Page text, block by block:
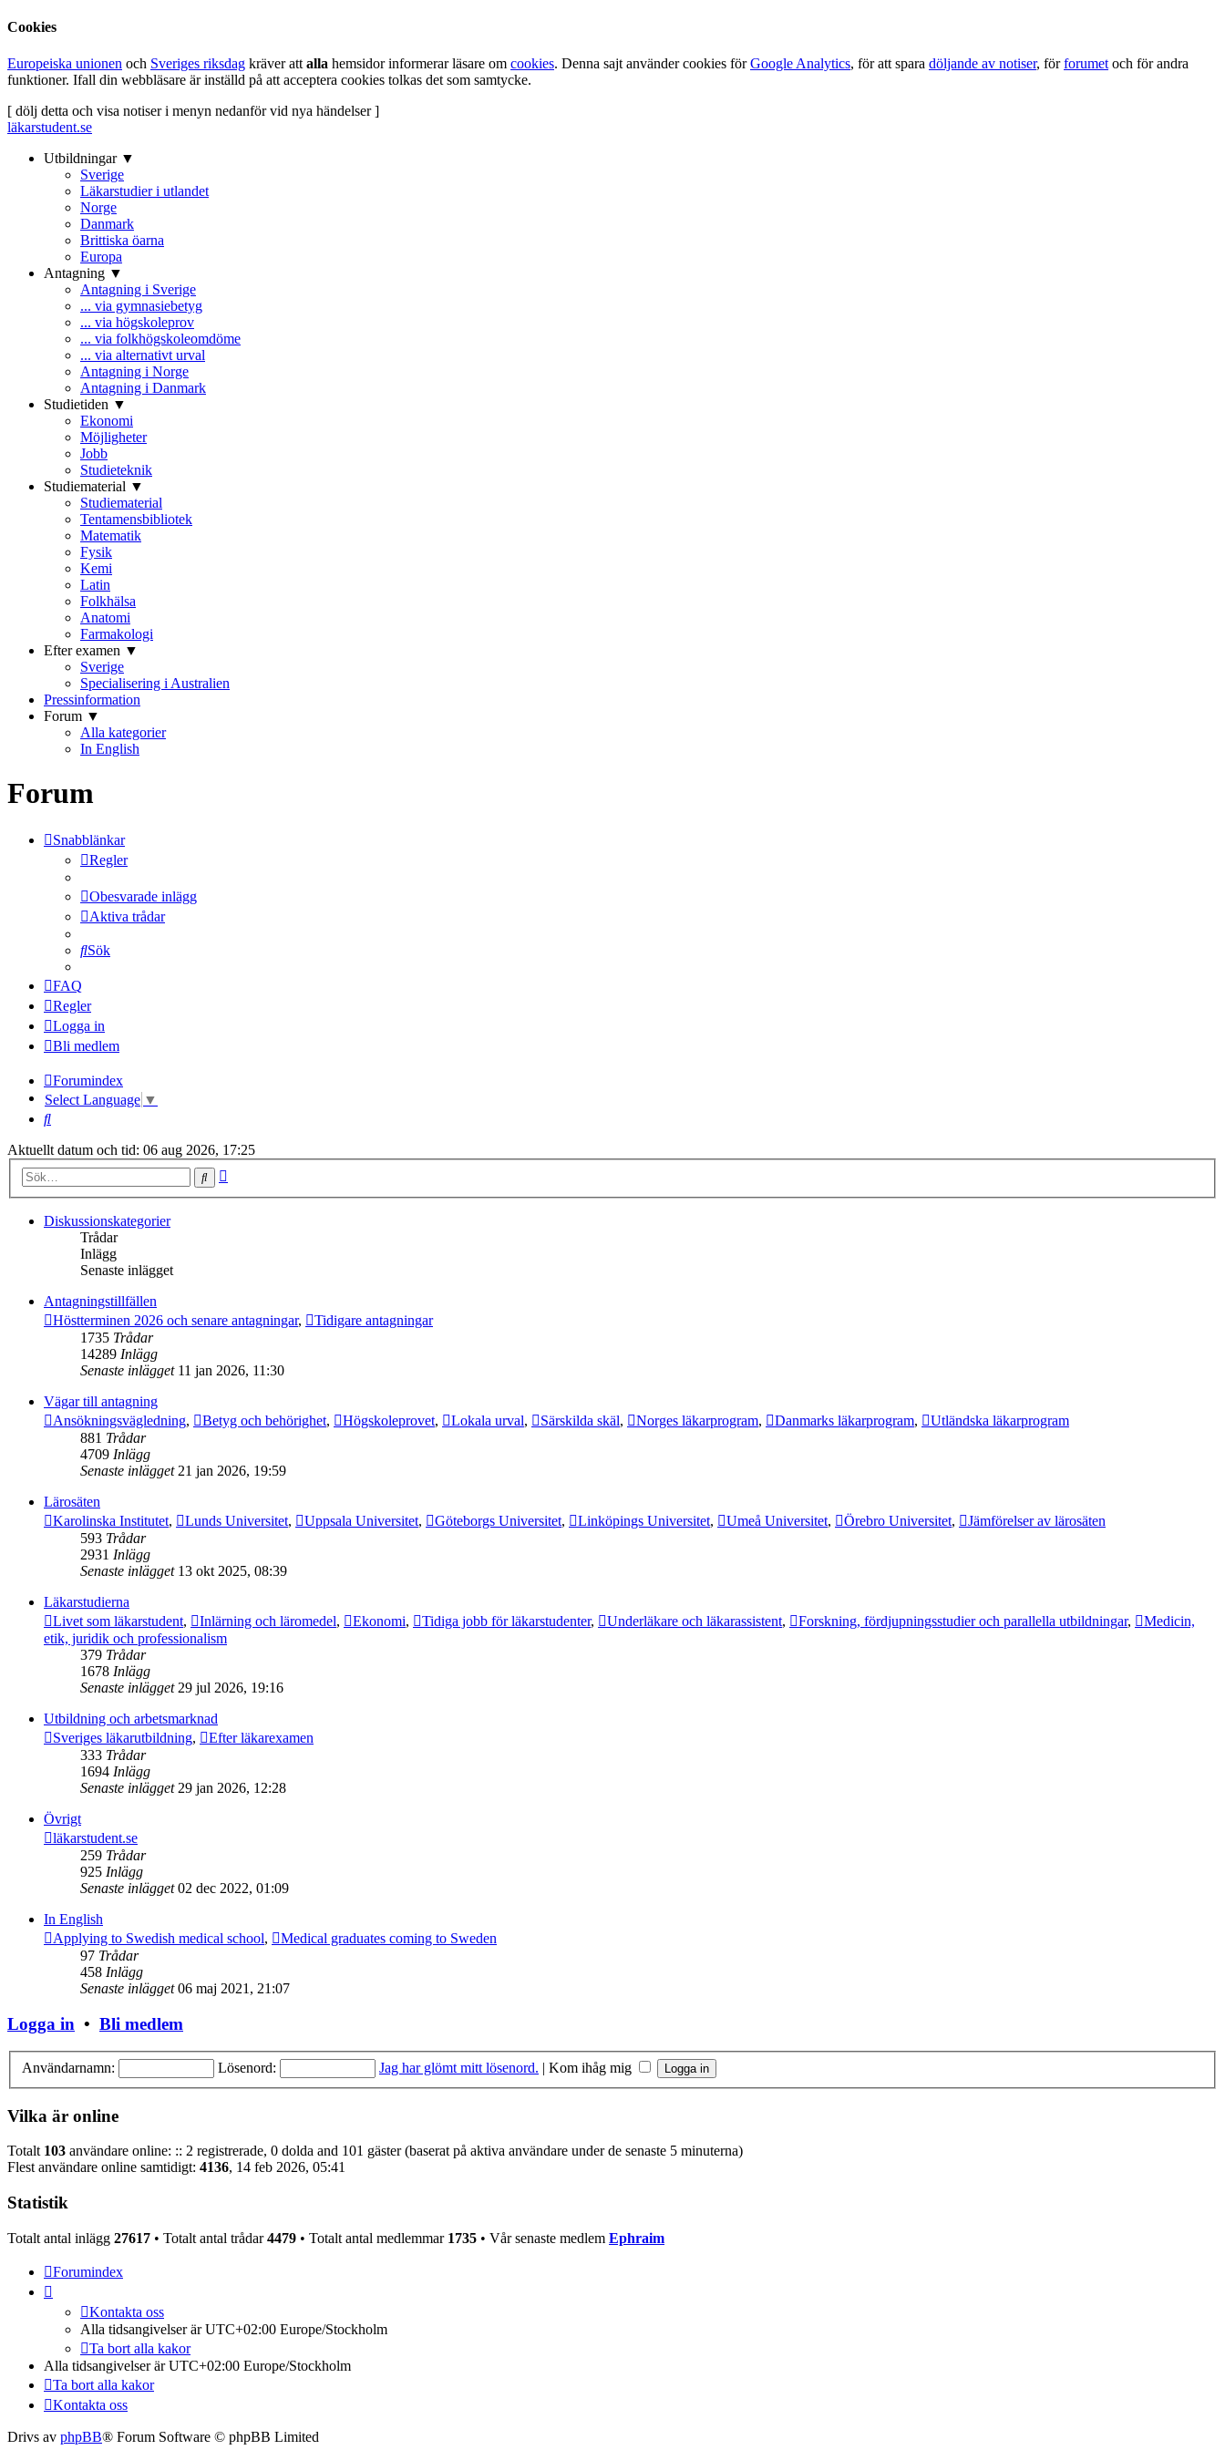
Cookies
Europeiska unionen och Sveriges riksdag kräver att alla hemsidor informerar läsare om cookies. Denna sajt använder cookies förGoogle Analytics, för att spara döljande av notiser, förforumet och för andra
funktioner. Ifall din webbläsare är inställd på att acceptera cookies tolkas det som samtycke.
[ dölj detta och visa notiser i menyn nedanför vid nya händelser ]
läkarstudent.se
Utbildningar ▼
Sverige
Läkarstudier i utlandet
Norge
Danmark
Brittiska öarna
Europa
Antagning ▼
Antagning i Sverige
... via gymnasiebetyg
... via högskoleprov
... via folkhögskoleomdöme
... via alternativt urval
Antagning i Norge
Antagning i Danmark
Studietiden ▼
Ekonomi
Möjligheter
Jobb
Studieteknik
Studiematerial ▼
Studiematerial
Tentamensbibliotek
Matematik
Fysik
Kemi
Latin
Folkhälsa
Anatomi
Farmakologi
Efter examen ▼
Sverige
Specialisering i Australien
Pressinformation
Forum ▼
Alla kategorier
In English
Forum
Snabblänkar
Regler
Obesvarade inlägg
Aktiva trådar
Sök
FAQ
Regler
Logga in
Bli medlem
Forumindex
Select Language ▼
Sök
Aktuellt datum och tid: 06 aug 2026, 17:25
Sök
Diskussionskategorier
Trådar
Inlägg
Senaste inlägget
Antagningstillfällen
Höstterminen 2026 och senare antagningar,
Tidigare antagningar
1735 Trådar
14289 Inlägg
Senaste inlägget 11 jan 2026, 11:30
Vägar till antagning
Ansökningsvägledning, Betyg och behörighet, Högskoleprovet, Lokala urval, Särskilda skäl, Norges läkarprogram, Danmarks läkarprogram,
Utländska läkarprogram
881 Trådar
4709 Inlägg
Senaste inlägget 21 jan 2026, 19:59
Lärosäten
Karolinska Institutet, Lunds Universitet, Uppsala Universitet, Göteborgs Universitet, Linköpings Universitet, Umeå Universitet, Örebro Universitet,
Jämförelser av lärosäten
593 Trådar
2931 Inlägg
Senaste inlägget 13 okt 2025, 08:39
Läkarstudierna
Livet som läkarstudent, Inlärning och läromedel, Ekonomi, Tidiga jobb för läkarstudenter, Underläkare och läkarassistent, Forskning, fördjupningsstudier och parallella utbildningar,
Medicin,
etik, juridik och professionalism
379 Trådar
1678 Inlägg
Senaste inlägget 29 jul 2026, 19:16
Utbildning och arbetsmarknad
Sveriges läkarutbildning,
Efter läkarexamen
333 Trådar
1694 Inlägg
Senaste inlägget 29 jan 2026, 12:28
Övrigt
läkarstudent.se
259 Trådar
925 Inlägg
Senaste inlägget 02 dec 2022, 01:09
In English
Applying to Swedish medical school,
Medical graduates coming to Sweden
97 Trådar
458 Inlägg
Senaste inlägget 06 maj 2021, 21:07
Logga in • Bli medlem
Användarnamn: Lösenord: Jag har glömt mitt lösenord. | Kom ihåg mig
Vilka är online
Totalt 103 användare online: :: 2 registrerade, 0 dolda and 101 gäster (baserat på aktiva användare under de senaste 5 minuterna)
Flest användare online samtidigt: 4136, 14 feb 2026, 05:41
Statistik
Totalt antal inlägg 27617 • Totalt antal trådar4479 • Totalt antal medlemmar 1735 • Vår senaste medlem Ephraim
Forumindex
Kontakta oss
Alla tidsangivelser är UTC+02:00 Europe/Stockholm
Ta bort alla kakor
Alla tidsangivelser är UTC+02:00 Europe/Stockholm
Ta bort alla kakor
Kontakta oss
Drivs av phpBB® Forum Software © phpBB Limited